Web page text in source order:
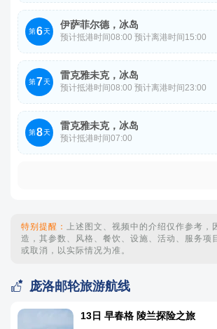
抵港/离港时间仅供参考，以实际为准。
第6天
伊萨菲尔德，冰岛
预计抵港时间08:00 预计离港时间15:00
抵港/离港时间仅供参考，以实际为准。
第7天
雷克雅未克，冰岛
预计抵港时间08:00 预计离港时间23:00
抵港/离港时间仅供参考，以实际为准。
第8天
雷克雅未克，冰岛
预计抵港时间07:00
特别提醒：
上述图文、视频中的介绍仅作参考，
造，其参数、风格、餐饮、设施、活动、服务项
或取消，以实际情况为准。
 庞洛邮轮旅游航线
13日 早春格 陵兰探险之旅